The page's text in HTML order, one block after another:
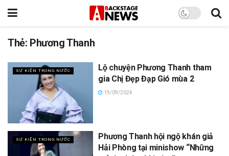
Thẻ: Phương Thanh
SỰ KIỆN TRONG NƯỚC
Lộ chuyện Phương Thanh tham
gia Chị Đẹp Đạp Gió mùa 2
19/09/2024
SỰ KIỆN TRONG NƯỚC
Phương Thanh hội ngộ khán giả
Hải Phòng tại minishow “Những